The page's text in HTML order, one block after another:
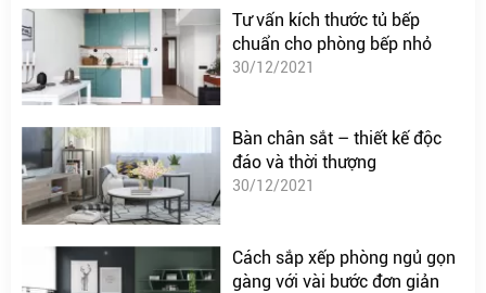
Tư vấn kích thước tủ bếp
chuẩn cho phòng bếp nhỏ
30/12/2021
Bàn chân sắt – thiết kế độc
đáo và thời thượng
30/12/2021
Cách sắp xếp phòng ngủ gọn
gàng với vài bước đơn giản